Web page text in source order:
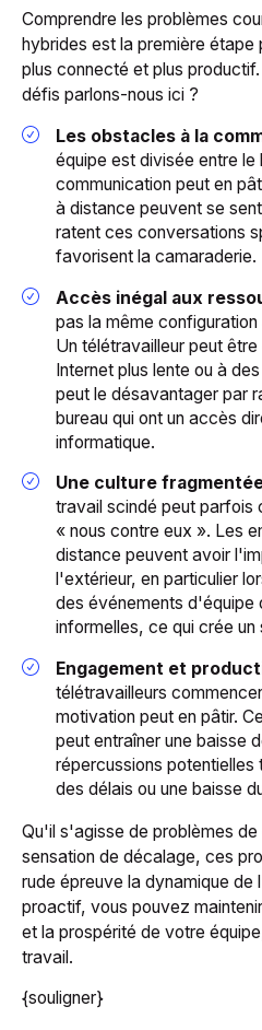
Comprendre les problèmes
hybrides est la première étape
plus connecté et plus
défis parlons-nous ici ?
Les obstacles à la
équipe est divisée entre le
communication peut en
à distance peuvent se
ratent ces conversations
favorisent la camaraderie.
Accès inégal aux
pas la même
Un télétravailleur peut
Internet plus lente ou à
peut le désavantager par
bureau qui ont un accès
informatique.
Une culture
travail scindé peut parfois
« nous contre eux ». Les
distance peuvent avoir
l'extérieur, en particulier
des événements d'équipe
informelles, ce qui crée
Engagement et
télétravailleurs
motivation peut en pâtir.
peut entraîner une baisse
répercussions
des délais ou une baisse
Qu'il s'agisse de problèmes
sensation de décalage, ces
rude épreuve la dynamique de
proactif, vous pouvez
et la prospérité de votre
travail.
{souligner}